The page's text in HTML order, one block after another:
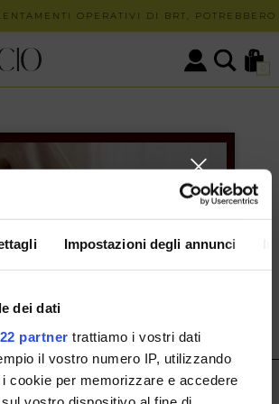
Impostazioni degli annunci
dei dati
partner trattiamo i vostri dati
il vostro numero IP, utilizzando
cookie per memorizzare e accedere
OPERATIVI DI BRT,
0
ARTICOLO SOLO PRESSO I
IL LACCIO